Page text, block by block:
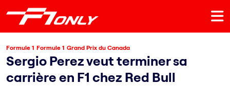
Formule 1 Formule 1 Grand Prix du Canada
Sergio Perez veut terminer sa
carrière en F1 chez Red Bull